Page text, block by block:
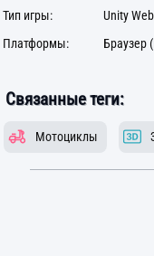
Тип игры:
Unity
Платформы:
Браузер
Связанные теги:
Мотоциклы